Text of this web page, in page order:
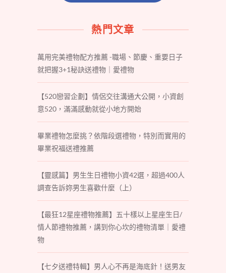
熱門文章
萬用完美禮物配方推薦 -職場、節慶、重要日子
就把握3+1秘訣送禮物｜愛禮物
【520戀習企劃】情侶交往溝通大公開，小資創
意520，滿滿感動就從小地方開始
畢業禮物怎麼挑？依階段選禮物，特別而實用的
畢業祝福送禮推薦
【靈感篇】男生生日禮物小資42選，超過400人
調查告訴妳男生喜歡什麼（上）
【最狂12星座禮物推薦】五十樣以上星座生日/
情人節禮物推薦，講到你心坎的禮物清單｜愛禮
物
【七夕送禮特輯】男人心不再是海底針！送男友